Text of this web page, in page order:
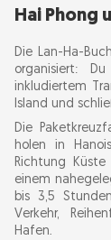
Hai Phong
Die Lan-Ha-
organisiert:
inkludiertem
Island und
Die
holen in
Richtung
einem
bis 3,5
Verkehr,
Hafen.